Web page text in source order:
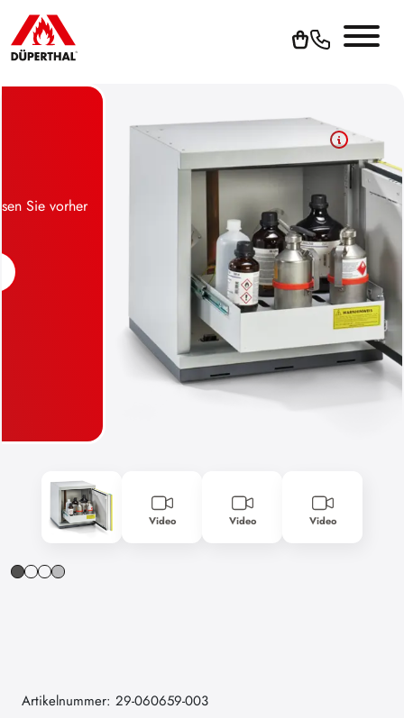
vorher
Um YouTube-Videos abspielen zu können,
die Werbe-Cookies akzeptieren.
Cookies akzeptieren
Zur Datenschutzerklärung
Video Video Video
Artikelnummer: 29-060659-003